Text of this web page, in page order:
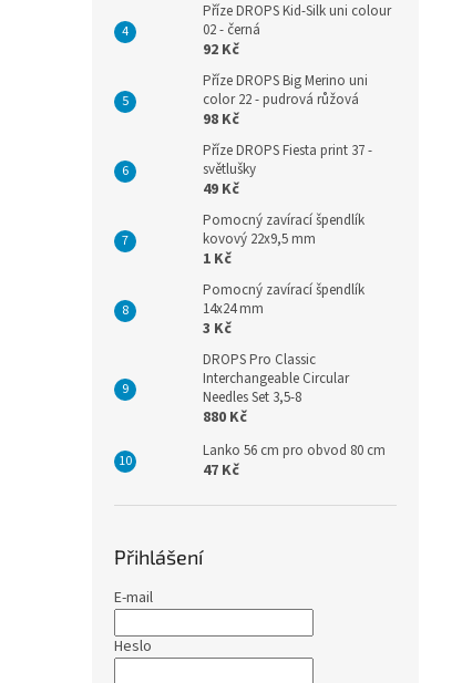
Příze DROPS Kid-Silk uni colour
02 - černá
92 Kč
Příze DROPS Big Merino uni
color 22 - pudrová růžová
98 Kč
Příze DROPS Fiesta print 37 -
světlušky
49 Kč
Pomocný zavírací špendlík
kovový 22x9,5 mm
1 Kč
Pomocný zavírací špendlík
14x24 mm
3 Kč
DROPS Pro Classic
Interchangeable Circular
Needles Set 3,5-8
880 Kč
Lanko 56 cm pro obvod 80 cm
47 Kč
Přihlášení
E-mail
Heslo